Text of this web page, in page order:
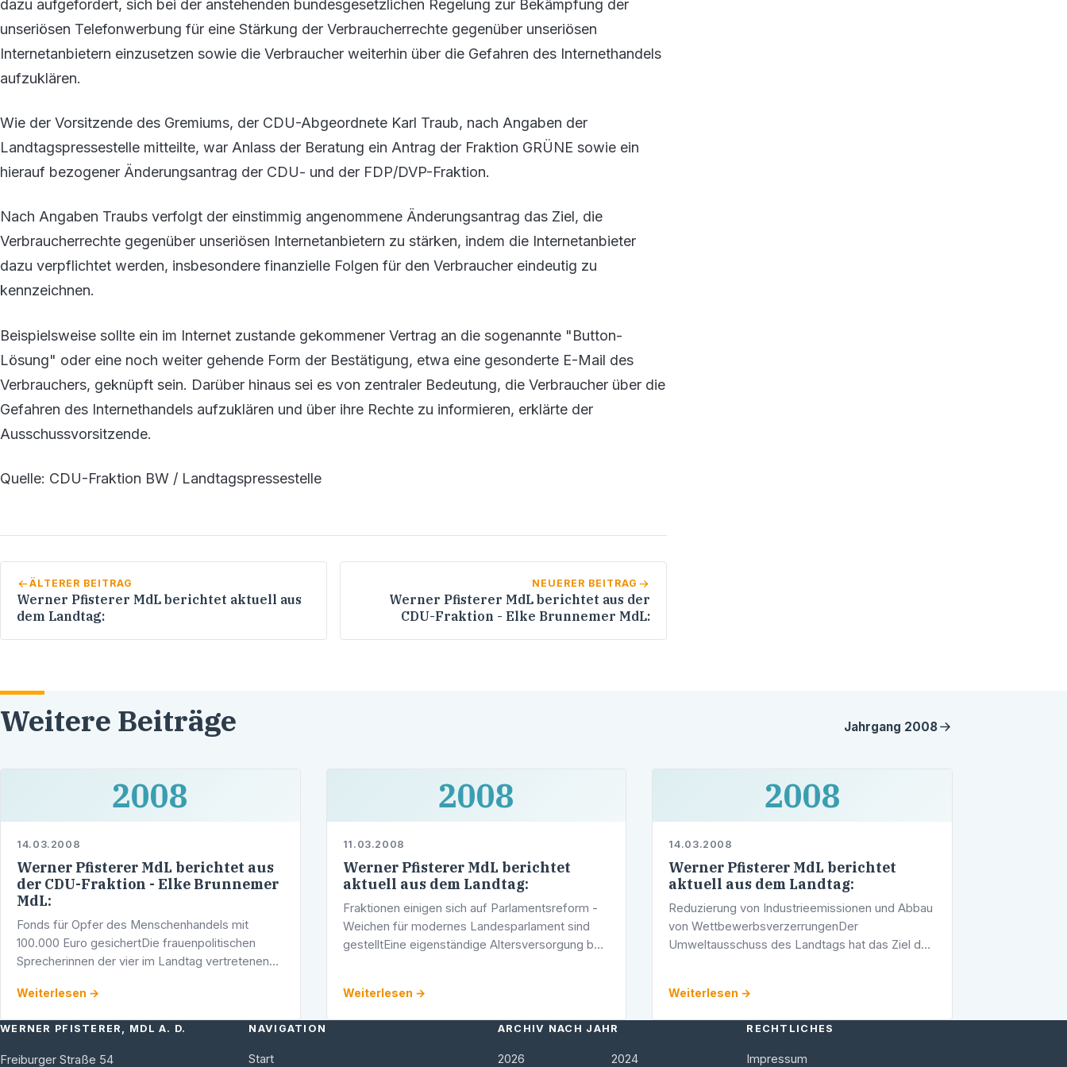
dazu aufgefordert, sich bei der anstehenden bundesgesetzlichen Regelung zur Bekämpfung der
unseriösen Telefonwerbung für eine Stärkung der Verbraucherrechte gegenüber unseriösen
Internetanbietern einzusetzen sowie die Verbraucher weiterhin über die Gefahren des Internethandels
aufzuklären.
Wie der Vorsitzende des Gremiums, der CDU-Abgeordnete Karl Traub, nach Angaben der
Landtagspressestelle mitteilte, war Anlass der Beratung ein Antrag der Fraktion GRÜNE sowie ein
hierauf bezogener Änderungsantrag der CDU- und der FDP/DVP-Fraktion.
Nach Angaben Traubs verfolgt der einstimmig angenommene Änderungsantrag das Ziel, die
Verbraucherrechte gegenüber unseriösen Internetanbietern zu stärken, indem die Internetanbieter
dazu verpflichtet werden, insbesondere finanzielle Folgen für den Verbraucher eindeutig zu
kennzeichnen.
Beispielsweise sollte ein im Internet zustande gekommener Vertrag an die sogenannte "Button-
Lösung" oder eine noch weiter gehende Form der Bestätigung, etwa eine gesonderte E-Mail des
Verbrauchers, geknüpft sein. Darüber hinaus sei es von zentraler Bedeutung, die Verbraucher über die
Gefahren des Internethandels aufzuklären und über ihre Rechte zu informieren, erklärte der
Ausschussvorsitzende.
Quelle: CDU-Fraktion BW / Landtagspressestelle
ÄLTERER BEITRAG
Werner Pfisterer MdL berichtet aktuell aus
dem Landtag:
NEUERER BEITRAG
Werner Pfisterer MdL berichtet aus der
CDU-Fraktion - Elke Brunnemer MdL:
Weitere Beiträge Jahrgang 2008
2008
14.03.2008
Werner Pfisterer MdL berichtet aus
der CDU-Fraktion - Elke Brunnemer
MdL:
Fonds für Opfer des Menschenhandels mit
100.000 Euro gesichertDie frauenpolitischen
Sprecherinnen der vier im Landtag vertretenen
Rahmen des Frauenplenartags im Herbst 2007 …
Weiterlesen →
2008
11.03.2008
Werner Pfisterer MdL berichtet
aktuell aus dem Landtag:
Fraktionen einigen sich auf Parlamentsreform -
Weichen für modernes Landesparlament sind
gestelltEine eigenständige Altersversorgung bei
Weiterlesen →
2008
14.03.2008
Werner Pfisterer MdL berichtet
aktuell aus dem Landtag:
Reduzierung von Industrieemissionen und Abbau
von WettbewerbsverzerrungenDer
Umweltausschuss des Landtags hat das Ziel der
eine Novellierung der …
Weiterlesen →
WERNER PFISTERER, MDL A. D.
Freiburger Straße 54
NAVIGATION
Start
ARCHIV NACH JAHR
2026 2024
RECHTLICHES
Impressum